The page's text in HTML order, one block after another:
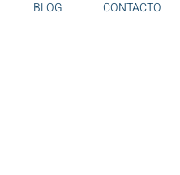
BLOG CONTACTO